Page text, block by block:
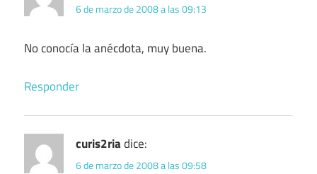
6 de marzo de 2008 a las 09:13
No conocía la anécdota, muy buena.
Responder
curis2riadice:
6 de marzo de 2008 a las 09:58